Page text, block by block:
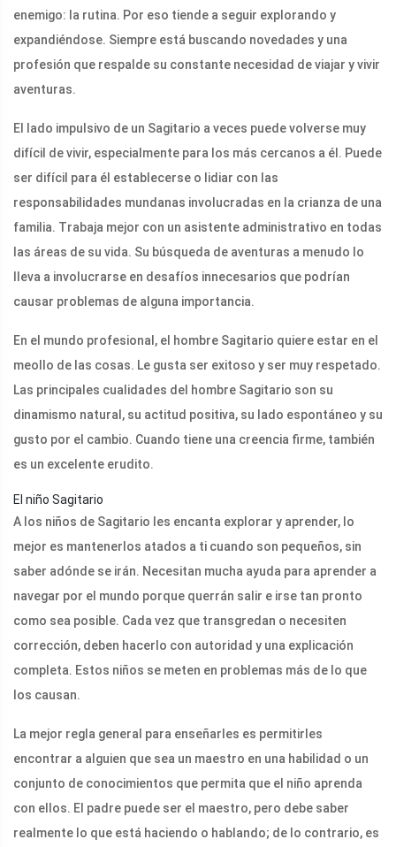
enemigo: la rutina. Por eso tiende a seguir explorando y
expandiéndose. Siempre está buscando novedades y una
profesión que respalde su constante necesidad de viajar y vivir
aventuras.
El lado impulsivo de un Sagitario a veces puede volverse muy
difícil de vivir, especialmente para los más cercanos a él. Puede
ser difícil para él establecerse o lidiar con las
responsabilidades mundanas involucradas en la crianza de una
familia. Trabaja mejor con un asistente administrativo en todas
las áreas de su vida. Su búsqueda de aventuras a menudo lo
lleva a involucrarse en desafíos innecesarios que podrían
causar problemas de alguna importancia.
En el mundo profesional, el hombre Sagitario quiere estar en el
meollo de las cosas. Le gusta ser exitoso y ser muy respetado.
Las principales cualidades del hombre Sagitario son su
dinamismo natural, su actitud positiva, su lado espontáneo y su
gusto por el cambio. Cuando tiene una creencia firme, también
es un excelente erudito.
El niño Sagitario
A los niños de Sagitario les encanta explorar y aprender, lo
mejor es mantenerlos atados a ti cuando son pequeños, sin
saber adónde se irán. Necesitan mucha ayuda para aprender a
navegar por el mundo porque querrán salir e irse tan pronto
como sea posible. Cada vez que transgredan o necesiten
corrección, deben hacerlo con autoridad y una explicación
completa. Estos niños se meten en problemas más de lo que
los causan.
La mejor regla general para enseñarles es permitirles
encontrar a alguien que sea un maestro en una habilidad o un
conjunto de conocimientos que permita que el niño aprenda
con ellos. El padre puede ser el maestro, pero debe saber
realmente lo que está haciendo o hablando; de lo contrario, es